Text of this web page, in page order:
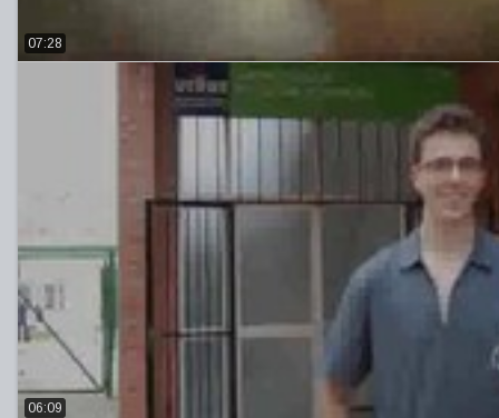
07:28
06:09